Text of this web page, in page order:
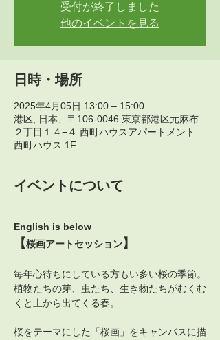
受付が終了しました
他のイベントを見る
日時・場所
2025年4月05日 13:00 – 15:00
港区, 日本、〒106-0046 東京都港区元麻布
２丁目１４−４ 西町ハウスアパートメント
西町ハウス 1F
イベントについて
English is below
【桜画アートセッション】
毎年心待ちにしている方もい多い桜の季節。
植物たちの芽、虫たち、生き物たちがむくむ
くと土から出てくる春。
桜をテーマにした「桜画」をキャンバスに描